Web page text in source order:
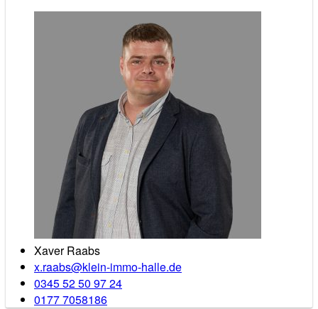
Xaver Raabs
x.raabs@klein-immo-halle.de
0345 52 50 97 24
0177 7058186